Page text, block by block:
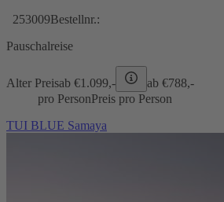
253009Bestellnr.:
Pauschalreise
Alter Preisab €1.099,- ab €788,-
pro PersonPreis pro Person
TUI BLUE Samaya